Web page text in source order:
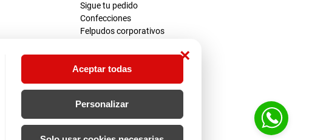
×
Aceptar todas
Personalizar
Sigue tu pedido
Confecciones
Felpudos corporativos